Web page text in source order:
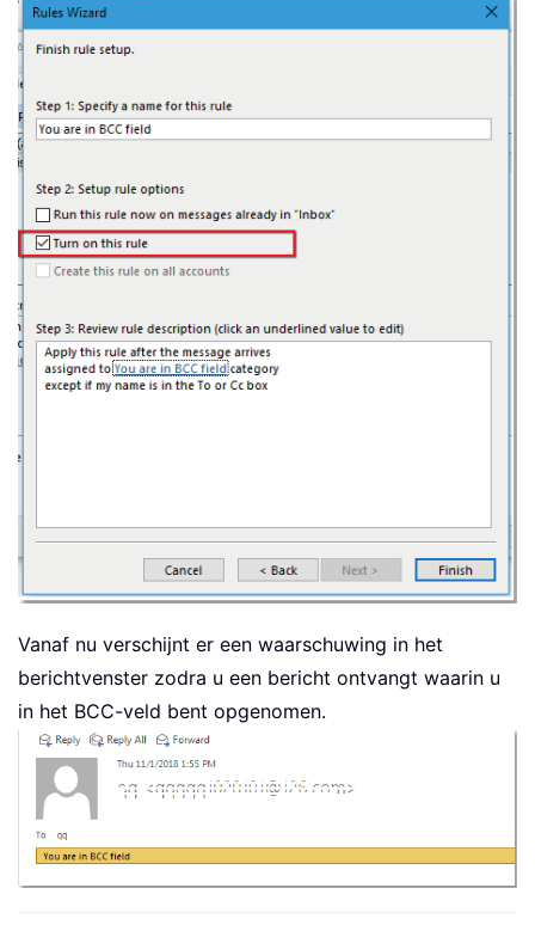
Vanaf nu verschijnt er een waarschuwing in het
berichtvenster zodra u een bericht ontvangt waarin u
in het BCC-veld bent opgenomen.